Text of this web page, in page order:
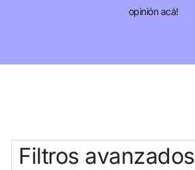
opinión acá!
Filtros avanzados